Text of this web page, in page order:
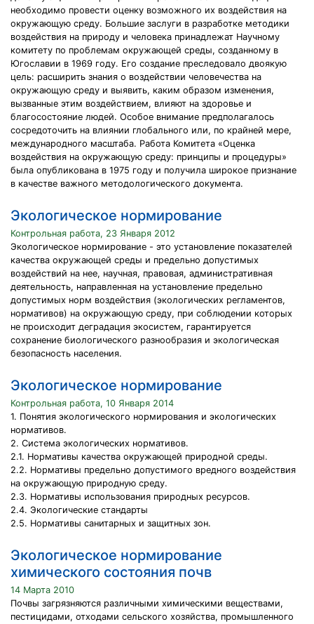
необходимо провести оценку возможного их воздействия на
окружающую среду. Большие заслуги в разработке методики
воздействия на природу и человека принадлежат Научному
комитету по проблемам окружающей среды, созданному в
Югославии в 1969 году. Его создание преследовало двоякую
цель: расширить знания о воздействии человечества на
окружающую среду и выявить, каким образом изменения,
вызванные этим воздействием, влияют на здоровье и
благосостояние людей. Особое внимание предполагалось
сосредоточить на влиянии глобального или, по крайней мере,
международного масштаба. Работа Комитета «Оценка
воздействия на окружающую среду: принципы и процедуры»
была опубликована в 1975 году и получила широкое признание
в качестве важного методологического документа.
Экологическое нормирование
Контрольная работа, 23 Января 2012
Экологическое нормирование - это установление показателей
качества окружающей среды и предельно допустимых
воздействий на нее, научная, правовая, административная
деятельность, направленная на установление предельно
допустимых норм воздействия (экологических регламентов,
нормативов) на окружающую среду, при соблюдении которых
не происходит деградация экосистем, гарантируется
сохранение биологического разнообразия и экологическая
безопасность населения.
Экологическое нормирование
Контрольная работа, 10 Января 2014
1. Понятия экологического нормирования и экологических
нормативов.
2. Система экологических нормативов.
2.1. Нормативы качества окружающей природной среды.
2.2. Нормативы предельно допустимого вредного воздействия
на окружающую природную среду.
2.3. Нормативы использования природных ресурсов.
2.4. Экологические стандарты
2.5. Нормативы санитарных и защитных зон.
Экологическое нормирование
химического состояния почв
14 Марта 2010
Почвы загрязняются различными химическими веществами,
пестицидами, отходами сельского хозяйства, промышленного